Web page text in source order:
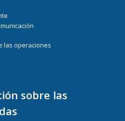
las operaciones
sobre las